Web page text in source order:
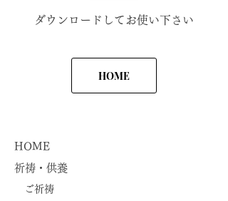
ダウンロードしてお使い下さい
HOME
HOME
祈祷・供養
ご祈祷